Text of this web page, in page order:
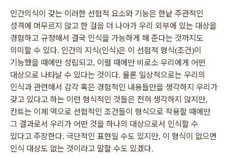
인간의식이 갖는 이러한 선험적 요소와 기능은 한낱 주관적인
성격에 머무르지 않고 한 걸음 더 나아가 우리 외부에 있는 대상을
경험하고 규정해서 결국 인식을 가능하게 해 준다는 것까지도
의미할 수 있다. 인간의 지식(인식)은 이 선험적 형식(조건)이
기능했을 때에만 성립되고, 이럴 때에만 비로소 우리에게 어떤
대상으로 나타날 수 있다는 것이다. 물론 일상적으로는 우리의
인식과 관련해서 감각 혹은 경험적인 내용들만을 생각하지 우리가
갖고 있다고 하는 이런 형식적인 것들은 전혀 생각하지 않지만,
칸트는 이제 역으로 선험적인 조건들이 형식으로 작용할 때에만
그 결과로서 우리가 어떤 것을 하나의 대상으로서 인식할 수
있다고 주장한다. 극단적인 표현일 수도 있지만, 이 형식이 없으면
인식 대상도 없는 것이라고 말할 수도 있겠다.